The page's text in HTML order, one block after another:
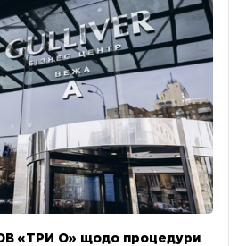
«ТРИ О» щодо процедури